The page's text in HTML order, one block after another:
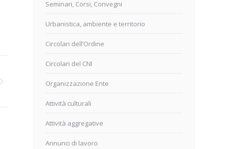
Seminari, Corsi, Convegni
Urbanistica, ambiente e territorio
Circolari dell’Ordine
Circolari del CNI
Organizzazione Ente
Attività culturali
Attività aggregative
Annunci di lavoro